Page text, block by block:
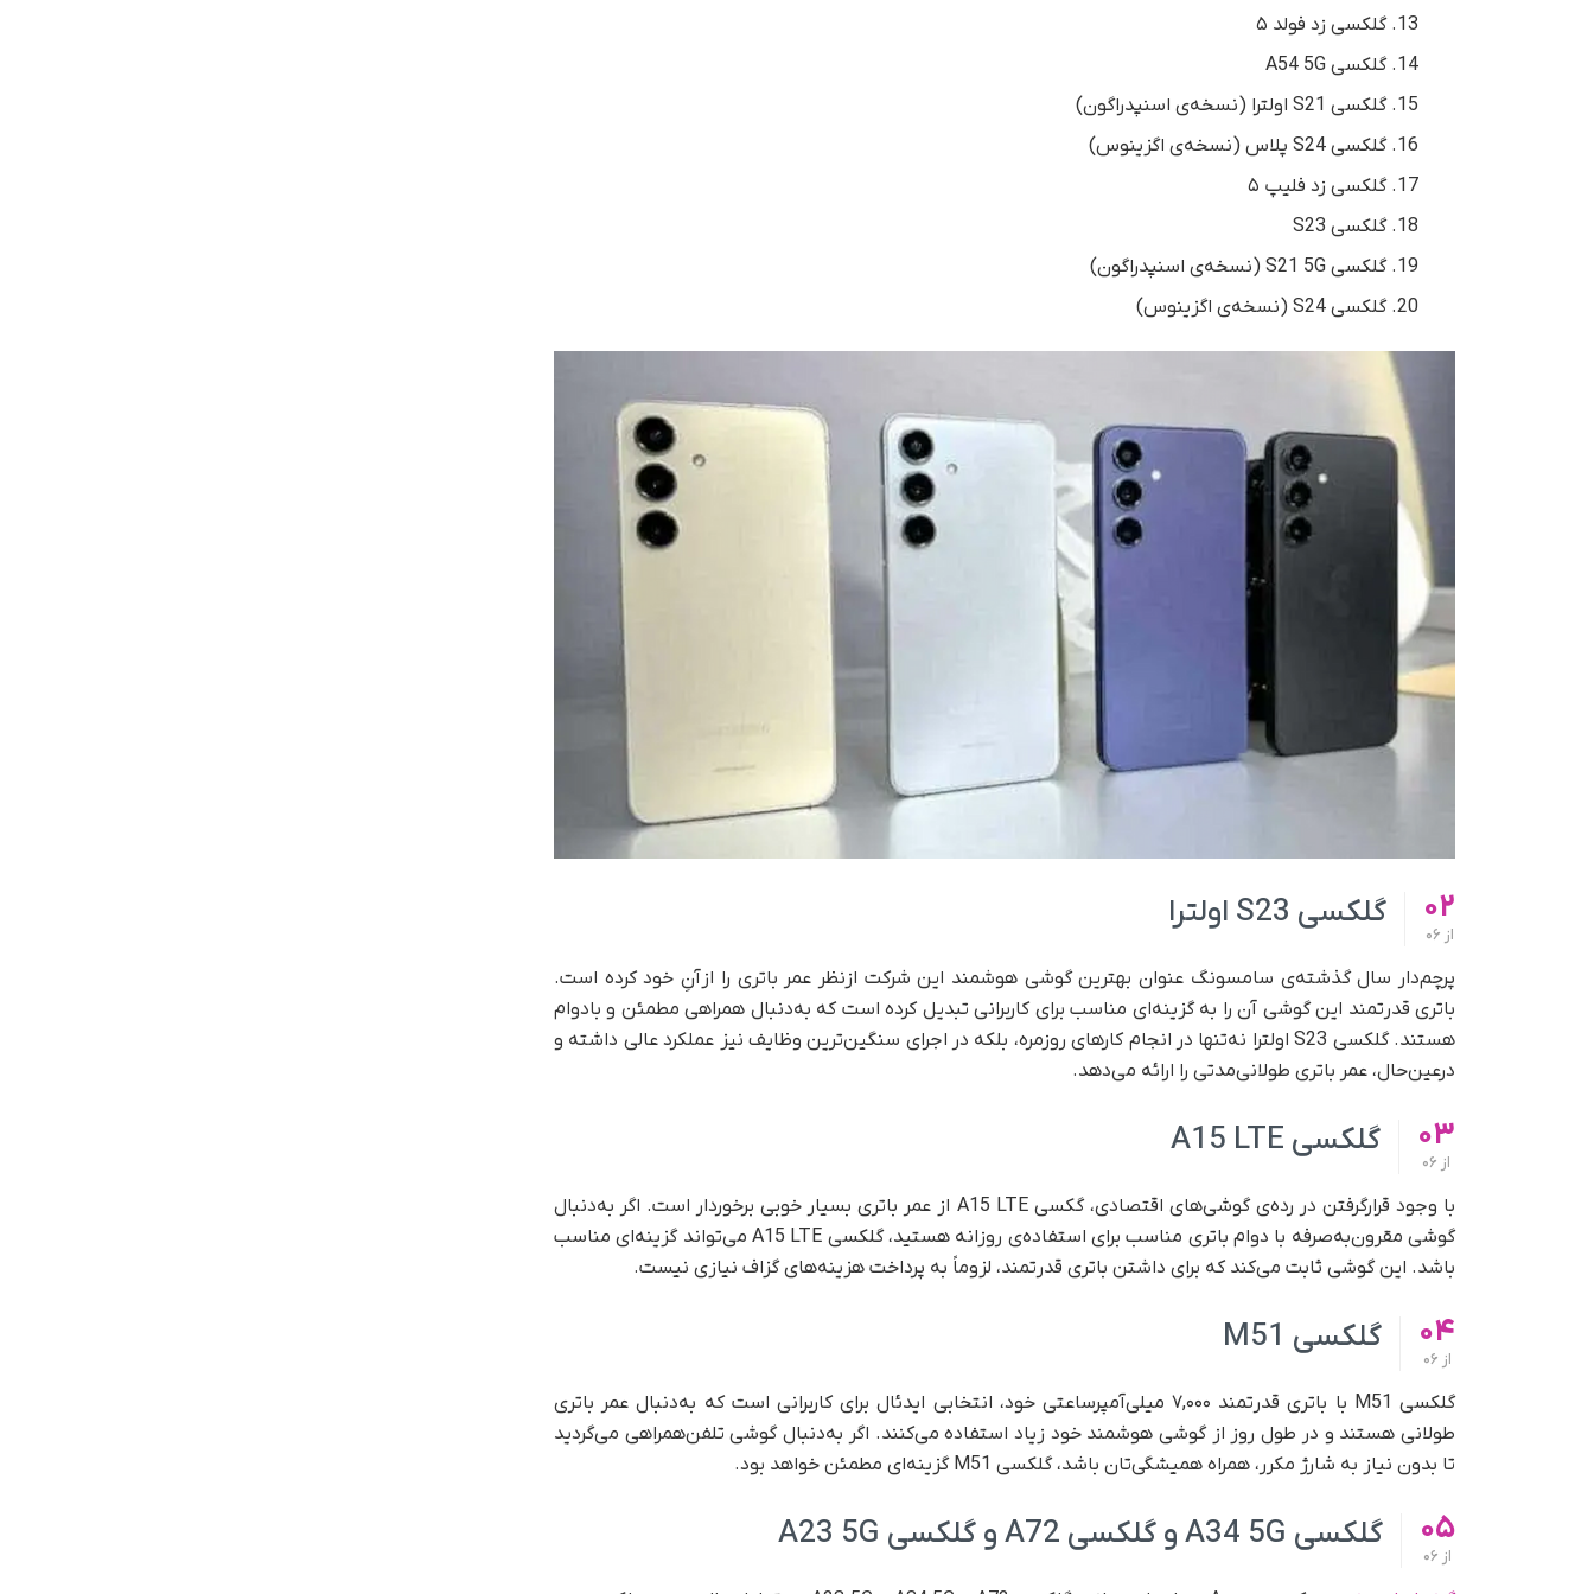
گلکسی زد فولد ۵
گلکسی A54 5G
گلکسی S21 اولترا (نسخه‌ی اسنپدراگون)
گلکسی S24 پلاس (نسخه‌ی اگزینوس)
گلکسی زد فلیپ ۵
گلکسی S23
گلکسی S21 5G (نسخه‌ی اسنپدراگون)
گلکسی S24 (نسخه‌ی اگزینوس)
02
از
گلکسی S23 اولترا
پرچم‌دار سال گذشته‌ی سامسونگ عنوان بهترین گوشی هوشمند این شرکت از‌نظر عمر باتری را ازآنِ خود کرده است.
باتری قدرتمند این گوشی آن را به گزینه‌ای مناسب برای کاربرانی تبدیل کرده است که به‌دنبال همراهی مطمئن و با‌دوام
هستند. گلکسی S23 اولترا نه‌تنها در انجام کارهای روزمره، بلکه در اجرای سنگین‌ترین وظایف نیز عملکرد عالی داشته و
در‌عین‌حال، عمر باتری طولانی‌مدتی را ارائه می‌دهد.
03
از
گلکسی A15 LTE
با وجود قرارگرفتن در رده‌ی گوشی‌های اقتصادی، گکسی A15 LTE از عمر باتری بسیار خوبی برخوردار است. اگر به‌دنبال
گوشی مقرون‌به‌صرفه با دوام باتری مناسب برای استفاده‌ی روزانه هستید، گلکسی A15 LTE می‌تواند گزینه‌ای مناسب
باشد. این گوشی ثابت می‌کند که برای داشتن باتری قدرتمند، لزوماً به پرداخت هزینه‌های گزاف نیازی نیست.
04
از
گلکسی M51
گلکسی M51 با باتری قدرتمند ۷,۰۰۰ میلی‌آمپر‌ساعتی خود، انتخابی ایدئال برای کاربرانی است که به‌دنبال عمر باتری
طولانی هستند و در طول روز از گوشی هوشمند خود زیاد استفاده می‌کنند. اگر به‌دنبال گوشی تلفن‌همراهی می‌گردید
تا بدون نیاز به شارژ مکرر، همراه همیشگی‌تان باشد، گلکسی M51 گزینه‌ای مطمئن خواهد بود.
05
از
گلکسی A34 5G و گلکسی A72 و گلکسی A23 5G